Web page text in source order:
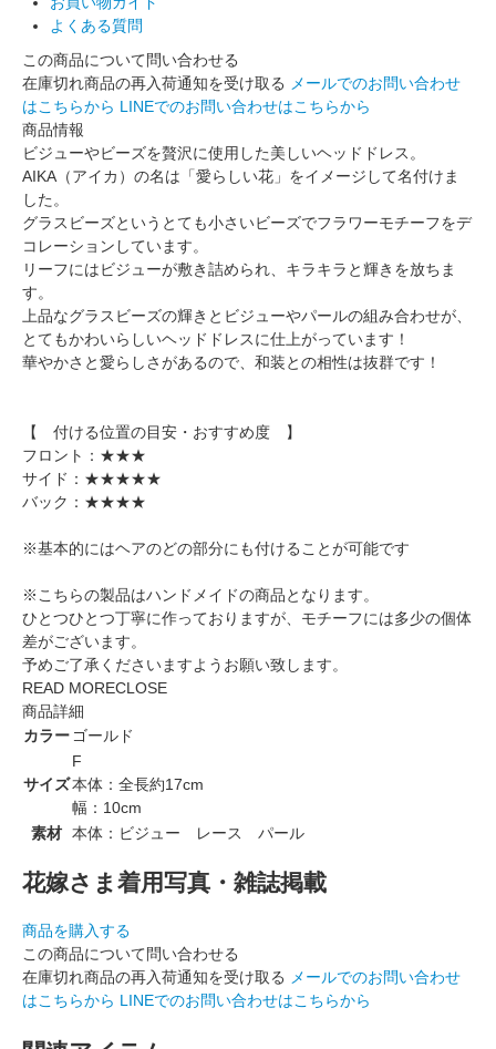
よくある質問
この商品について問い合わせる
在庫切れ商品の再入荷通知を受け取る
メールでのお問い合わせ
はこちらから LINEでのお問い合わせはこちらから
商品情報
ビジューやビーズを贅沢に使用した美しいヘッドドレス。
AIKA（アイカ）の名は「愛らしい花」をイメージして名付けま
した。
グラスビーズというとても小さいビーズでフラワーモチーフをデ
コレーションしています。
リーフにはビジューが敷き詰められ、キラキラと輝きを放ちま
す。
上品なグラスビーズの輝きとビジューやパールの組み合わせが、
とてもかわいらしいヘッドドレスに仕上がっています！
華やかさと愛らしさがあるので、和装との相性は抜群です！
【 付ける位置の目安・おすすめ度 】
フロント：★★★
サイド：★★★★★
バック：★★★★
※基本的にはヘアのどの部分にも付けることが可能です
※こちらの製品はハンドメイドの商品となります。
ひとつひとつ丁寧に作っておりますが、モチーフには多少の個体
差がございます。
予めご了承くださいますようお願い致します。
READ MORECLOSE
商品詳細
カラー ゴールド
サイズ
F
本体：全長約17cm
幅：10cm
素材 本体：ビジュー レース パール
花嫁さま着用写真・雑誌掲載
商品を購入する
この商品について問い合わせる
在庫切れ商品の再入荷通知を受け取る
メールでのお問い合わせ
はこちらから LINEでのお問い合わせはこちらから